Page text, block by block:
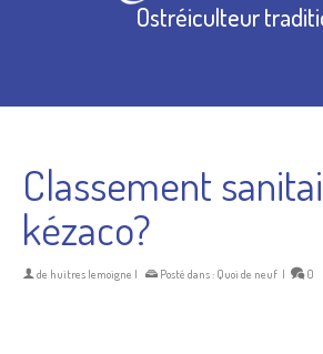
Ostréiculteur
Classement
kézaco?
de huitres lemoigne | Posté dans : Quoi de neuf | 0